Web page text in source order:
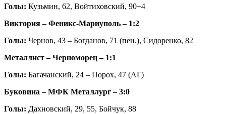
Голы: Кузьмин, 62, Войтиховский, 90+4
Виктория – Феникс-Мариуполь – 1:2
Голы: Чернов, 43 – Богданов, 71 (пен.), Сидоренко, 82
Металлист – Черноморец – 1:1
Голы: Багачанский, 24 – Порох, 47 (АГ)
Буковина – МФК Металлург – 3:0
Голы: Дахновский, 29, 55, Бойчук, 88